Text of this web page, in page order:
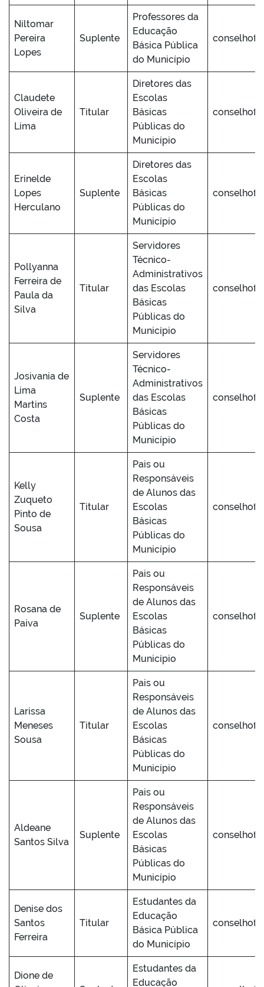
Niltomar
Pereira
Lopes
Suplente
Professores da
Educação
Básica Pública
do Município
Claudete
Oliveira de
Lima
Titular
Diretores das
Escolas
Básicas
Públicas do
Município
Erinelde
Lopes
Herculano
Suplente
Diretores das
Escolas
Básicas
Públicas do
Município
Pollyanna
Ferreira de
Paula da
Silva
Titular
Servidores
Técnico-
Administrativos
das Escolas
Básicas
Públicas do
Município
Josivania de
Lima
Martins
Costa
Suplente
Servidores
Técnico-
Administrativos
das Escolas
Básicas
Públicas do
Município
Kelly
Zuqueto
Pinto de
Sousa
Titular
Pais ou
Responsáveis
de Alunos das
Escolas
Básicas
Públicas do
Município
Rosana de
Paiva
Suplente
Pais ou
Responsáveis
de Alunos das
Escolas
Básicas
Públicas do
Município
Larissa
Meneses
Sousa
Titular
Pais ou
Responsáveis
de Alunos das
Escolas
Básicas
Públicas do
Município
Aldeane
Santos Silva
Suplente
Pais ou
Responsáveis
de Alunos das
Escolas
Básicas
Públicas do
Município
Denise dos
Santos
Ferreira
Titular
Estudantes da
Educação
Básica Pública
do Município
Dione de
Estudantes da
Educação